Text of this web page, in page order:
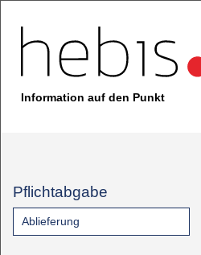
Information auf den Punkt
Pflichtabgabe
Ablieferung